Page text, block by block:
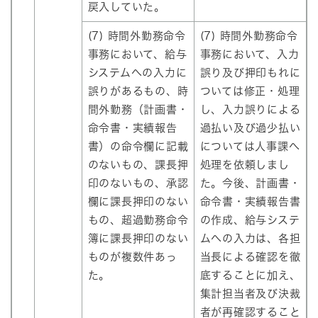
戻入していた。
(7) 時間外勤務命令
事務において、給与
システムへの入力に
誤りがあるもの、時
間外勤務（計画書・
命令書・実績報告
書）の命令欄に記載
のないもの、課長押
印のないもの、承認
欄に課長押印のない
もの、超過勤務命令
簿に課長押印のない
ものが複数件あっ
た。
(7) 時間外勤務命令
事務において、入力
誤り及び押印もれに
ついては修正・処理
し、入力誤りによる
過払い及び過少払い
については人事課へ
処理を依頼しまし
た。今後、計画書・
命令書・実績報告書
の作成、給与システ
ムへの入力は、各担
当長による確認を徹
底することに加え、
集計担当者及び決裁
者が再確認すること